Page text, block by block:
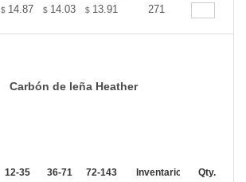
$ 14.87 $ 14.03 $ 13.91 13.67
271
Carbón de leña Heather
12-35 36-71 72-143 144-287 288 +
Inventario Qty.